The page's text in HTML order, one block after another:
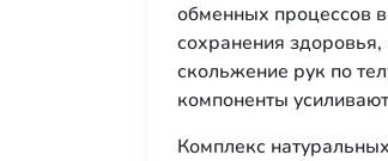
обменных процессов
сохранения
скольжение рук по
компоненты
Комплекс